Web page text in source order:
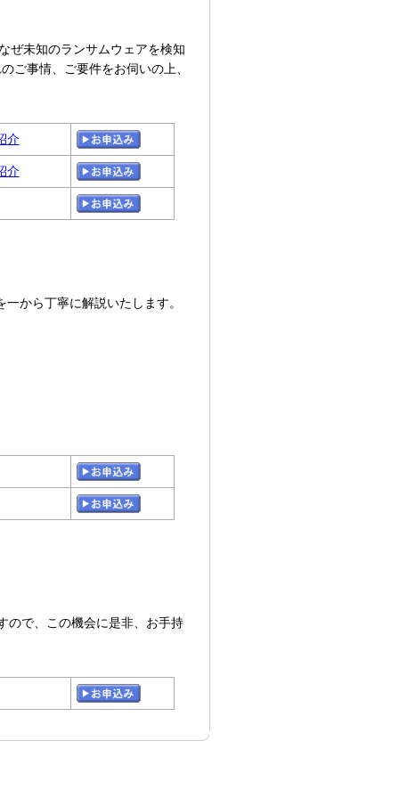
ぜ未知のランサムウェアを検知
ご事情、ご要件をお伺いの上、
介
介
から丁寧に解説いたします。
ので、この機会に是非、お手持